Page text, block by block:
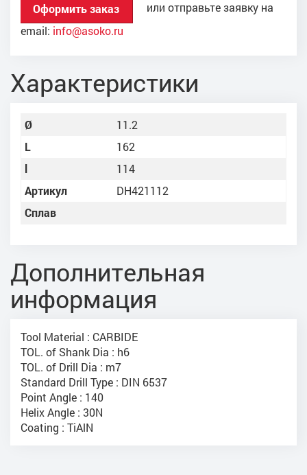
Оформить заказ
или отправьте заявку на
email: info@asoko.ru
Характеристики
Ø
11.2
L
162
114
Артикул
DH421112
Сплав
Дополнительная
информация
Tool Material : CARBIDE
TOL. of Shank Dia : h6
TOL. of Drill Dia : m7
Standard Drill Type : DIN 6537
Point Angle : 140
Helix Angle : 30N
Coating : TiAlN